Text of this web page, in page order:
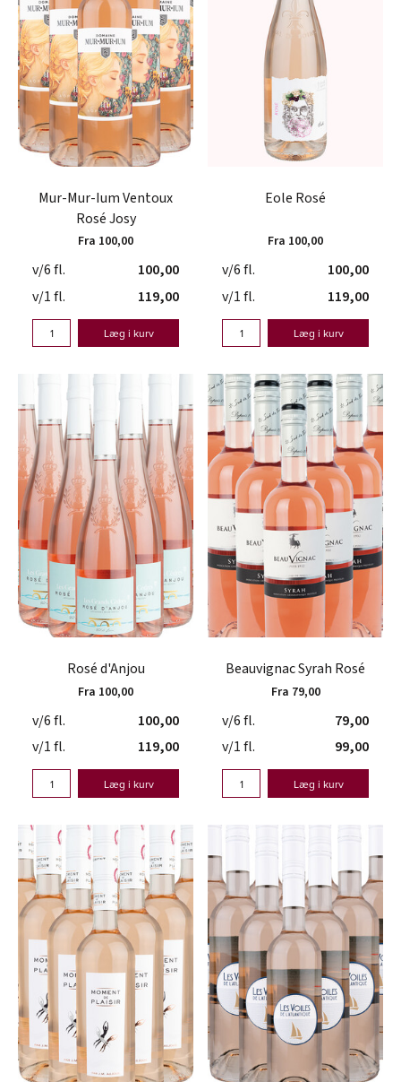
Mur-Mur-Ium Ventoux
Rosé Josy
Fra 100,00
v/6 fl.
100,00
v/1 fl.
119,00
Læg i kurv
Eole Rosé
Fra 100,00
v/6 fl.
100,00
v/1 fl.
119,00
Læg i kurv
Rosé d'Anjou
Fra 100,00
v/6 fl.
100,00
v/1 fl.
119,00
Læg i kurv
Beauvignac Syrah Rosé
Fra 79,00
v/6 fl.
79,00
v/1 fl.
99,00
Læg i kurv